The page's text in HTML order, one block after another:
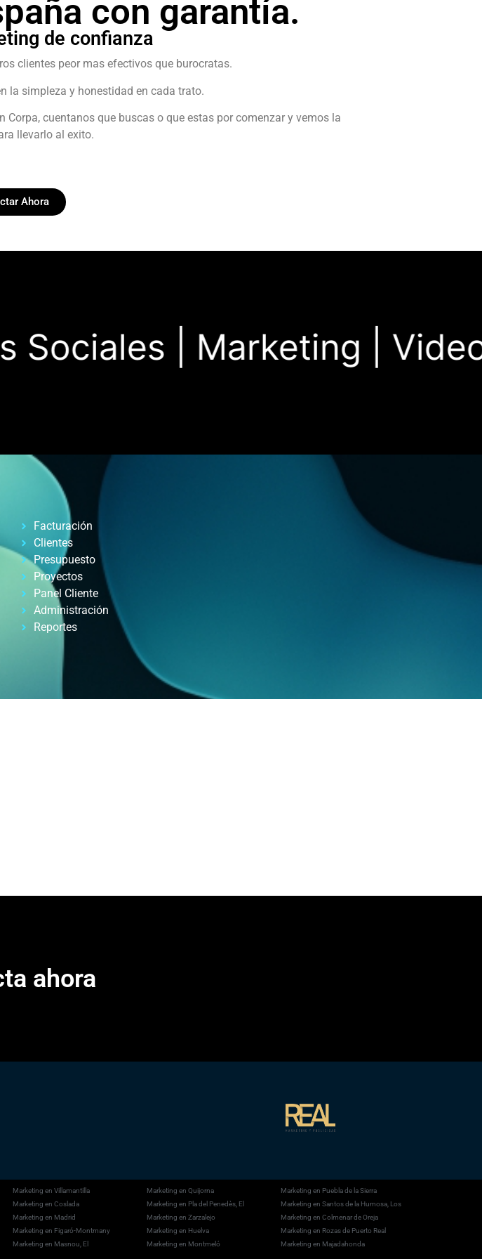
con garantía.
de confianza
clientes peor mas efectivos que burocratas.
la simpleza y honestidad en cada trato.
cuentanos que buscas o que estas por comenzar y vemos la
llevarlo al exito.
Ahora
Sociales | Marketing | Video
Facturación
Clientes
Presupuesto
Proyectos
Panel Cliente
Administración
Reportes
ahora
Marketing en Villamantilla Marketing en Quijorna
Marketing en Puebla de la Sierra
Marketing en Coslada Marketing en Pla del Penedès, El
Marketing en Santos de la Humosa, Los
Marketing en Madrid Marketing en Zarzalejo
Marketing en Colmenar de Oreja
Marketing en Figaró-Montmany Marketing en Huelva
Marketing en Rozas de Puerto Real
Marketing en Masnou, El Marketing en Montmeló Marketing en Majadahonda